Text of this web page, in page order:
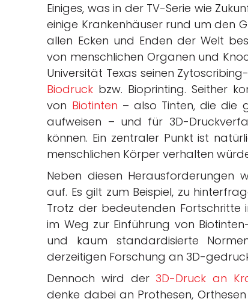
Einiges, was in der TV-Serie wie
einige Krankenhäuser rund um den
allen Ecken und Enden der Welt
von menschlichen Organen und
Universität Texas seinen
Biodruck bzw. Bioprinting. Seither
von Biotinten – also Tinten, die die
aufweisen – und für 3D-
können. Ein zentraler Punkt ist
menschlichen Körper verhalten
Neben diesen Herausforderungen
auf. Es gilt zum Beispiel, zu
Trotz der bedeutenden Fortschritte
im Weg zur Einführung von
und kaum standardisierte
derzeitigen Forschung an 3D-
Dennoch wird der 3D-Druck an
denke dabei an Prothesen,